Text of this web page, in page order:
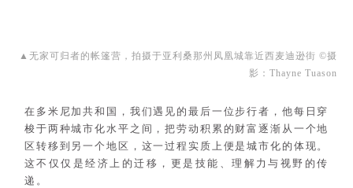
▲ 无家可归者的帐篷营，拍摄于亚利桑那州凤凰城靠近西麦迪逊街 ©摄
影：Thayne Tuason
在多米尼加共和国，我们遇见的最后一位步行者，他每日穿
梭于两种城市化水平之间，把劳动积累的财富逐渐从一个地
区转移到另一个地区，这一过程实质上便是城市化的体现。
这不仅仅是经济上的迁移，更是技能、理解力与视野的传
递。